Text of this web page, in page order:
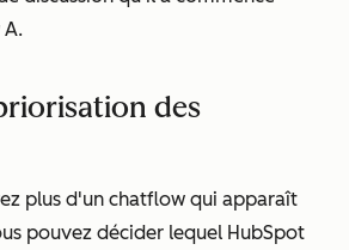
A.
des
plus d'un chatflow qui apparaît
pouvez décider lequel HubSpot